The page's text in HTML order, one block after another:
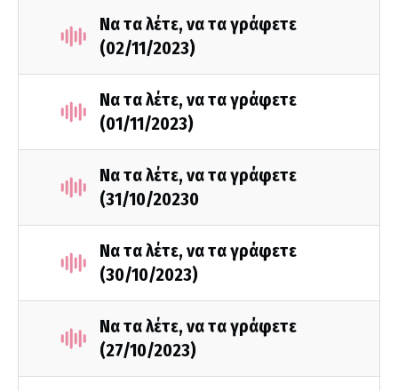
Να τα λέτε, να τα γράφετε
(02/11/2023)
Να τα λέτε, να τα γράφετε
(01/11/2023)
Να τα λέτε, να τα γράφετε
(31/10/20230
Να τα λέτε, να τα γράφετε
(30/10/2023)
Να τα λέτε, να τα γράφετε
(27/10/2023)